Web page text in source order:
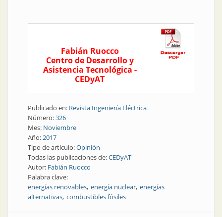
Fabián Ruocco
Centro de Desarrollo y
Asistencia Tecnológica -
CEDyAT
Publicado en: Revista Ingeniería Eléctrica
Número:326
Mes: Noviembre
Año:2017
Tipo de artículo:Opinión
Todas las publicaciones de:CEDyAT
Autor: Fabián Ruocco
Palabra clave:
energías renovables energía nuclear energías
alternativas combustibles fósiles